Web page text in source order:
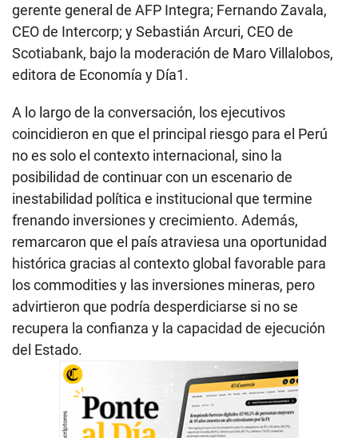
gerente general de AFP Integra; Fernando Zavala,
CEO de Intercorp; y Sebastián Arcuri, CEO de
Scotiabank, bajo la moderación de Maro Villalobos,
editora de Economía y Día1.
A lo largo de la conversación, los ejecutivos
coincidieron en que el principal riesgo para el Perú
no es solo el contexto internacional, sino la
posibilidad de continuar con un escenario de
inestabilidad política e institucional que termine
frenando inversiones y crecimiento. Además,
remarcaron que el país atraviesa una oportunidad
histórica gracias al contexto global favorable para
los commodities y las inversiones mineras, pero
advirtieron que podría desperdiciarse si no se
recupera la confianza y la capacidad de ejecución
del Estado.